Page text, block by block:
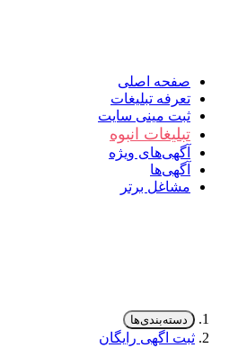
صفحه اصلی
تعرفه تبلیغات
ثبت مینی سایت
تبلیغات انبوه
آگهی‌های ویژه
آگهی‌ها
مشاغل برتر
دسته‌بندی‌ها
ثبت اگهی رایگان